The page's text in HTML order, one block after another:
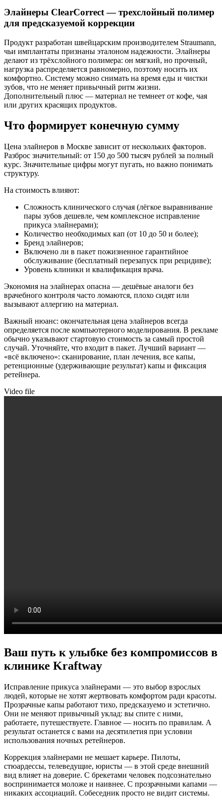
Элайнеры ClearCorrect — трехслойный полимер
для предсказуемой коррекции
Продукт разработан швейцарским производителем Straumann,
чьи имплантаты признаны эталоном надежности. Элайнеры
делают из трёхслойного полимера: он мягкий, но прочный,
нагрузка распределяется равномерно, поэтому носить их
комфортно. Систему можно снимать на время еды и чистки
зубов, что не меняет привычный ритм жизни.
Дополнительный плюс — материал не темнеет от кофе, чая
или других красящих продуктов.
Что формирует конечную сумму
Цена элайнеров в Москве зависит от нескольких факторов.
Разброс значительный: от 150 до 500 тысяч рублей за полный
курс. Значительные цифры могут пугать, но важно понимать
структуру.
На стоимость влияют:
Сложность клинического случая (лёгкое выравнивание
пары зубов дешевле, чем комплексное исправление
прикуса элайнерами);
Количество необходимых кап (от 10 до 50 и более);
Бренд элайнеров;
Включено ли в пакет пожизненное гарантийное
обслуживание (бесплатный перезапуск при рецидиве);
Уровень клиники и квалификация врача.
Экономия на элайнерах опасна — дешёвые аналоги без
врачебного контроля часто ломаются, плохо сидят или
вызывают аллергию на материал.
Важный нюанс: окончательная цена элайнеров всегда
определяется после компьютерного моделирования. В рекламе
обычно указывают стартовую стоимость за самый простой
случай. Уточняйте, что входит в пакет. Лучший вариант —
«всё включено»: сканирование, план лечения, все капы,
ретенционные (удерживающие результат) капы и фиксация
ретейнера.
Video file
Ваш путь к улыбке без компромиссов в
клинике Kraftway
Исправление прикуса элайнерами — это выбор взрослых
людей, которые не хотят жертвовать комфортом ради красоты.
Прозрачные капы работают тихо, предсказуемо и эстетично.
Они не меняют привычный уклад: вы спите с ними,
работаете, путешествуете. Главное — носить по правилам. А
результат останется с вами на десятилетия при условии
использования ночных ретейнеров.
Коррекция элайнерами не мешает карьере. Пилоты,
стюардессы, телеведущие, юристы — в этой среде внешний
вид влияет на доверие. С брекетами человек подсознательно
воспринимается моложе и наивнее. С прозрачными капами —
никаких ассоциаций. Собеседник просто не видит системы.